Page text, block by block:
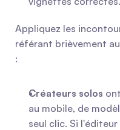
Appliquez les
référant brièvement
:
Créateurs solos
au mobile, de
seul clic. Si